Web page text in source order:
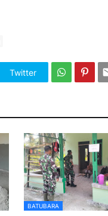
Twitter
BATUBARA